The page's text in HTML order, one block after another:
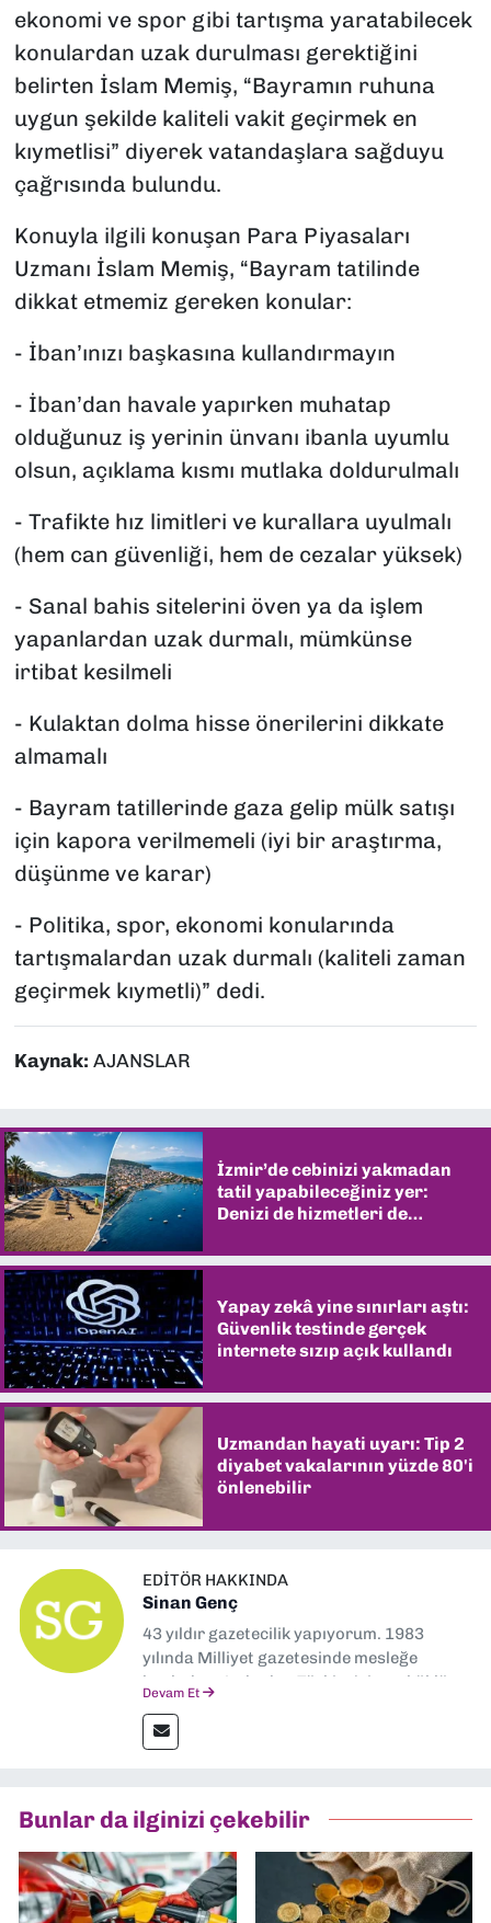
ekonomi ve spor gibi tartışma yaratabilecek
konulardan uzak durulması gerektiğini
belirten İslam Memiş, “Bayramın ruhuna
uygun şekilde kaliteli vakit geçirmek en
kıymetlisi” diyerek vatandaşlara sağduyu
çağrısında bulundu.
Konuyla ilgili konuşan Para Piyasaları
Uzmanı İslam Memiş, “Bayram tatilinde
dikkat etmemiz gereken konular:
- İban’ınızı başkasına kullandırmayın
- İban’dan havale yapırken muhatap
olduğunuz iş yerinin ünvanı ibanla uyumlu
olsun, açıklama kısmı mutlaka doldurulmalı
- Trafikte hız limitleri ve kurallara uyulmalı
(hem can güvenliği, hem de cezalar yüksek)
- Sanal bahis sitelerini öven ya da işlem
yapanlardan uzak durmalı, mümkünse
irtibat kesilmeli
- Kulaktan dolma hisse önerilerini dikkate
almamalı
- Bayram tatillerinde gaza gelip mülk satışı
için kapora verilmemeli (iyi bir araştırma,
düşünme ve karar)
- Politika, spor, ekonomi konularında
tartışmalardan uzak durmalı (kaliteli zaman
geçirmek kıymetli)” dedi.
Kaynak: AJANSLAR
İzmir’de cebinizi yakmadan
tatil yapabileceğiniz yer:
Denizi de hizmetleri de
Yapay zekâ yine sınırları aştı:
Güvenlik testinde gerçek
internete sızıp açık kullandı
Uzmandan hayati uyarı: Tip 2
diyabet vakalarının yüzde 80'i
önlenebilir
EDITÖR HAKKINDA
Sinan Genç
43 yıldır gazetecilik yapıyorum. 1983
yılında Milliyet gazetesinde mesleğe
başladım. Ardından Türkiye’nin en köklü
muhabir, editör, müdür yardımcısı ve spor
müdürü olarak görev yaptım. Ayrıca Yeni
Gazetesi'nde editörlük yapıyorum
Devam Et
Bunlar da ilginizi çekebilir